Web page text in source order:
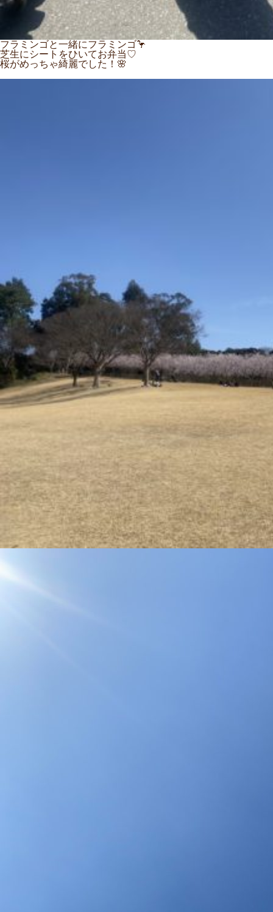
フラミンゴと一緒にフラミンゴ🦩
芝生にシートをひいてお弁当♡
桜がめっちゃ綺麗でした！🌸